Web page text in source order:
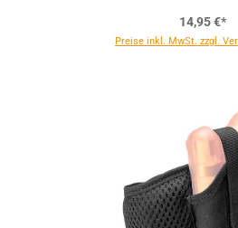
14,95 €*
Preise inkl. MwSt. zzgl.